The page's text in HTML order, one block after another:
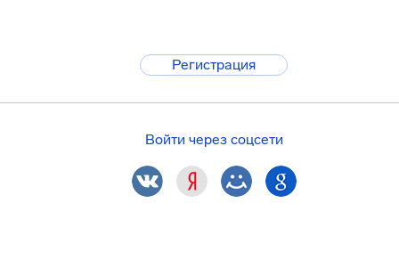
Регистрация
Войти через соцсети